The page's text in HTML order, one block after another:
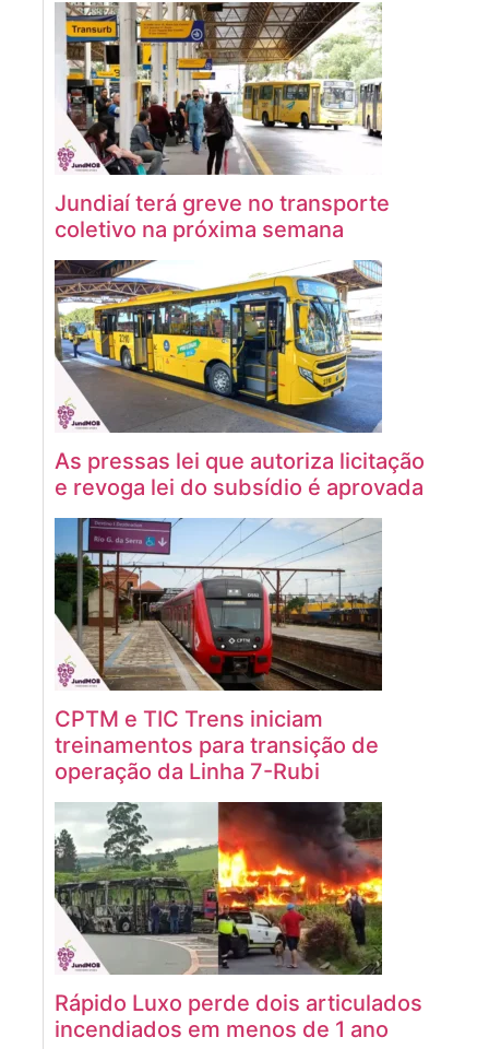
Jundiaí terá greve no transporte
coletivo na próxima semana
As pressas lei que autoriza licitação
e revoga lei do subsídio é aprovada
CPTM e TIC Trens iniciam
treinamentos para transição de
operação da Linha 7-Rubi
Rápido Luxo perde dois articulados
incendiados em menos de 1 ano